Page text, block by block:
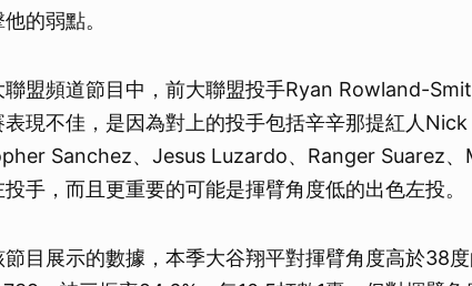
的弱點。
聯盟頻道節目中，前大聯盟投手Ryan Rowland-
表現不佳，是因為對上的投手包括辛辛那提紅人
Sanchez、Jesus Luzardo、Ranger Suarez
手，而且更重要的可能是揮臂角度低的出色左投。
節目展示的數據，本季大谷翔平對揮臂角度高於38